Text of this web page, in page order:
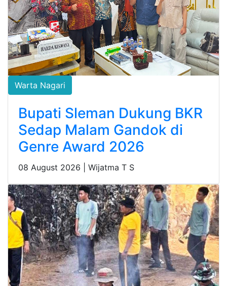
Warta Nagari
Bupati Sleman Dukung BKR
Sedap Malam Gandok di
Genre Award 2026
08 August 2026 | Wijatma T S